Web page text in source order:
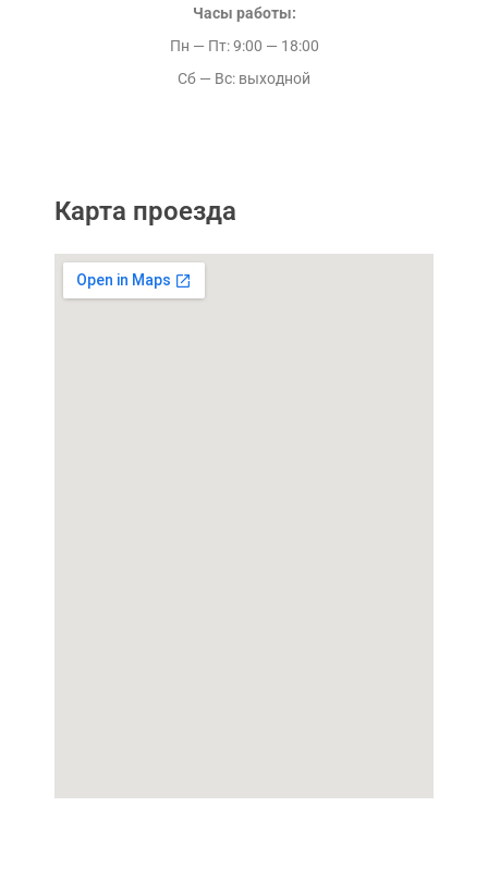
Часы работы:
Пн — Пт: 9:00 — 18:00
Сб — Вс: выходной
Карта проезда